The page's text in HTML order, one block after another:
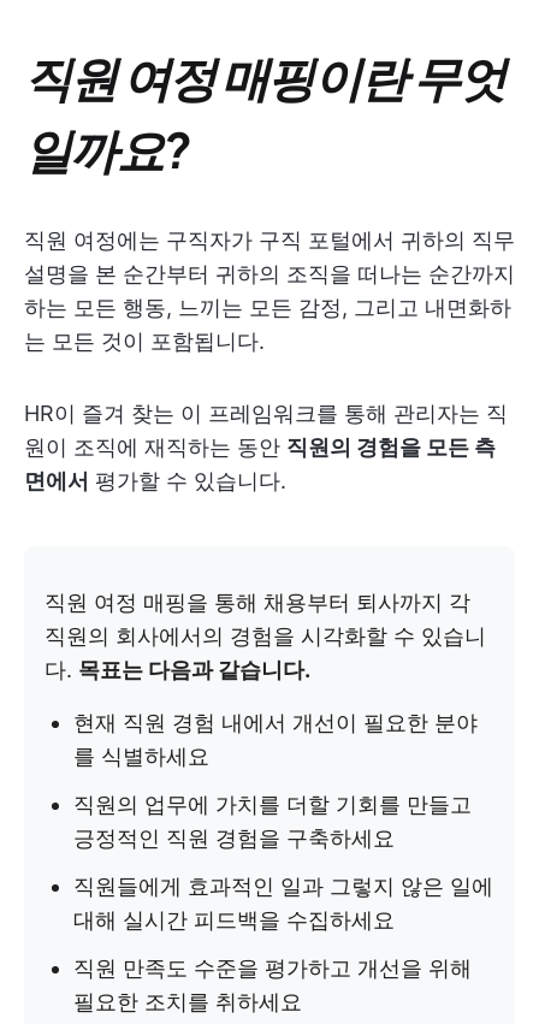
직원 여정 매핑이란 무엇
일까요?
직원 여정에는 구직자가 구직 포털에서 귀하의 직무
설명을 본 순간부터 귀하의 조직을 떠나는 순간까지
하는 모든 행동, 느끼는 모든 감정, 그리고 내면화하
는 모든 것이 포함됩니다.
HR이 즐겨 찾는 이 프레임워크를 통해 관리자는 직
원이 조직에 재직하는 동안 직원의 경험을 모든 측
면에서 평가할 수 있습니다.
직원 여정 매핑을 통해 채용부터 퇴사까지 각
직원의 회사에서의 경험을 시각화할 수 있습니
다. 목표는 다음과 같습니다.
현재 직원 경험 내에서 개선이 필요한 분야
를 식별하세요
직원의 업무에 가치를 더할 기회를 만들고
긍정적인 직원 경험을 구축하세요
직원들에게 효과적인 일과 그렇지 않은 일에
대해 실시간 피드백을 수집하세요
직원 만족도 수준을 평가하고 개선을 위해
필요한 조치를 취하세요